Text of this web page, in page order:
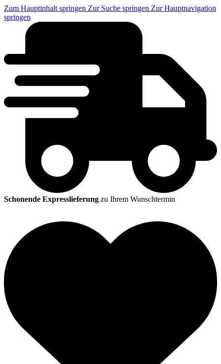
Zum Hauptinhalt springen Zur Suche springen Zur Hauptnavigation
springen
Schonende Expresslieferung zu Ihrem Wunschtermin